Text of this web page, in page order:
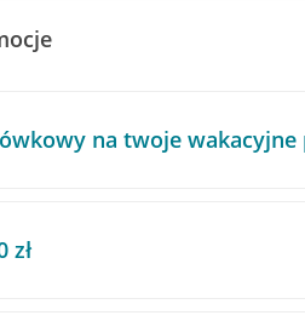
na twoje wakacyjne
zł